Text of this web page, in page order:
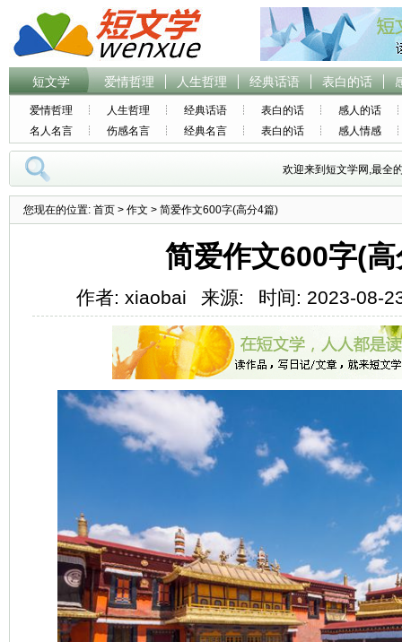
短文学 爱情哲理 人生哲理 经典话语 表白的话
爱情哲理 人生哲理 经典话语 表白的话
感人的话
名人名言
伤感名言 经典名言 表白的话 感人情感
欢迎来到短文学网,最全
您现在的位置: 首页 > 作文 > 简爱作文600字(高分4篇)
简爱作文600字(
作者: xiaobai 来源: 时间: 2023-08-